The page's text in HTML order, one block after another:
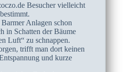
Besucher vielleicht
Anlagen schon
in Schatten der Bäume
Luft“ zu schnappen.
trifft man dort keinen
und kurze